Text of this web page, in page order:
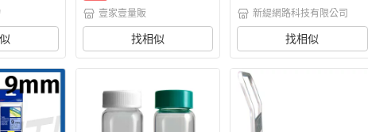
壹家壹量販
找相似
新緹網路科技有限公司
找相似